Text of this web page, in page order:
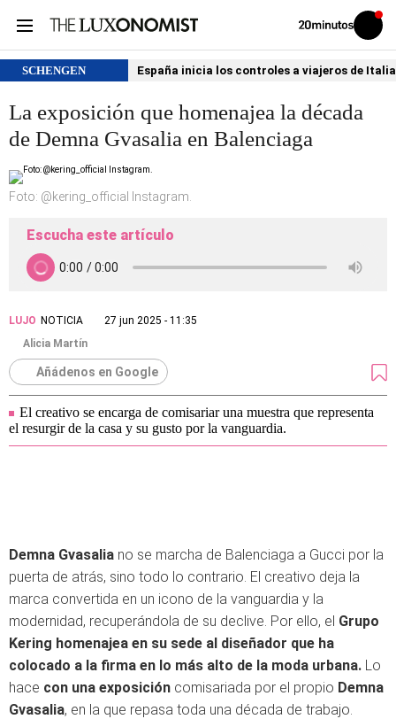
Volver
Iniciar
sesión
SCHENGEN España inicia los controles a viajeros de
La exposición que homenajea la década
de Demna Gvasalia en Balenciaga
Foto: @kering_official Instagram.
Escucha este artículo
LUJO NOTICIA
27 jun 2025 - 11:35
Alicia Martín
Añádenos en Google
El creativo se encarga de comisariar una muestra que representa
el resurgir de la casa y su gusto por la vanguardia.
Demna Gvasalia no se marcha de Balenciaga a Gucci por la
puerta de atrás, sino todo lo contrario. El creativo deja la
marca convertida en un icono de la vanguardia y la
modernidad, recuperándola de su declive. Por ello, el Grupo
Kering homenajea en su sede al diseñador que ha
colocado a la firma en lo más alto de la moda urbana. Lo
hace con una exposición comisariada por el propio Demna
Gvasalia, en la que repasa toda una década de trabajo.